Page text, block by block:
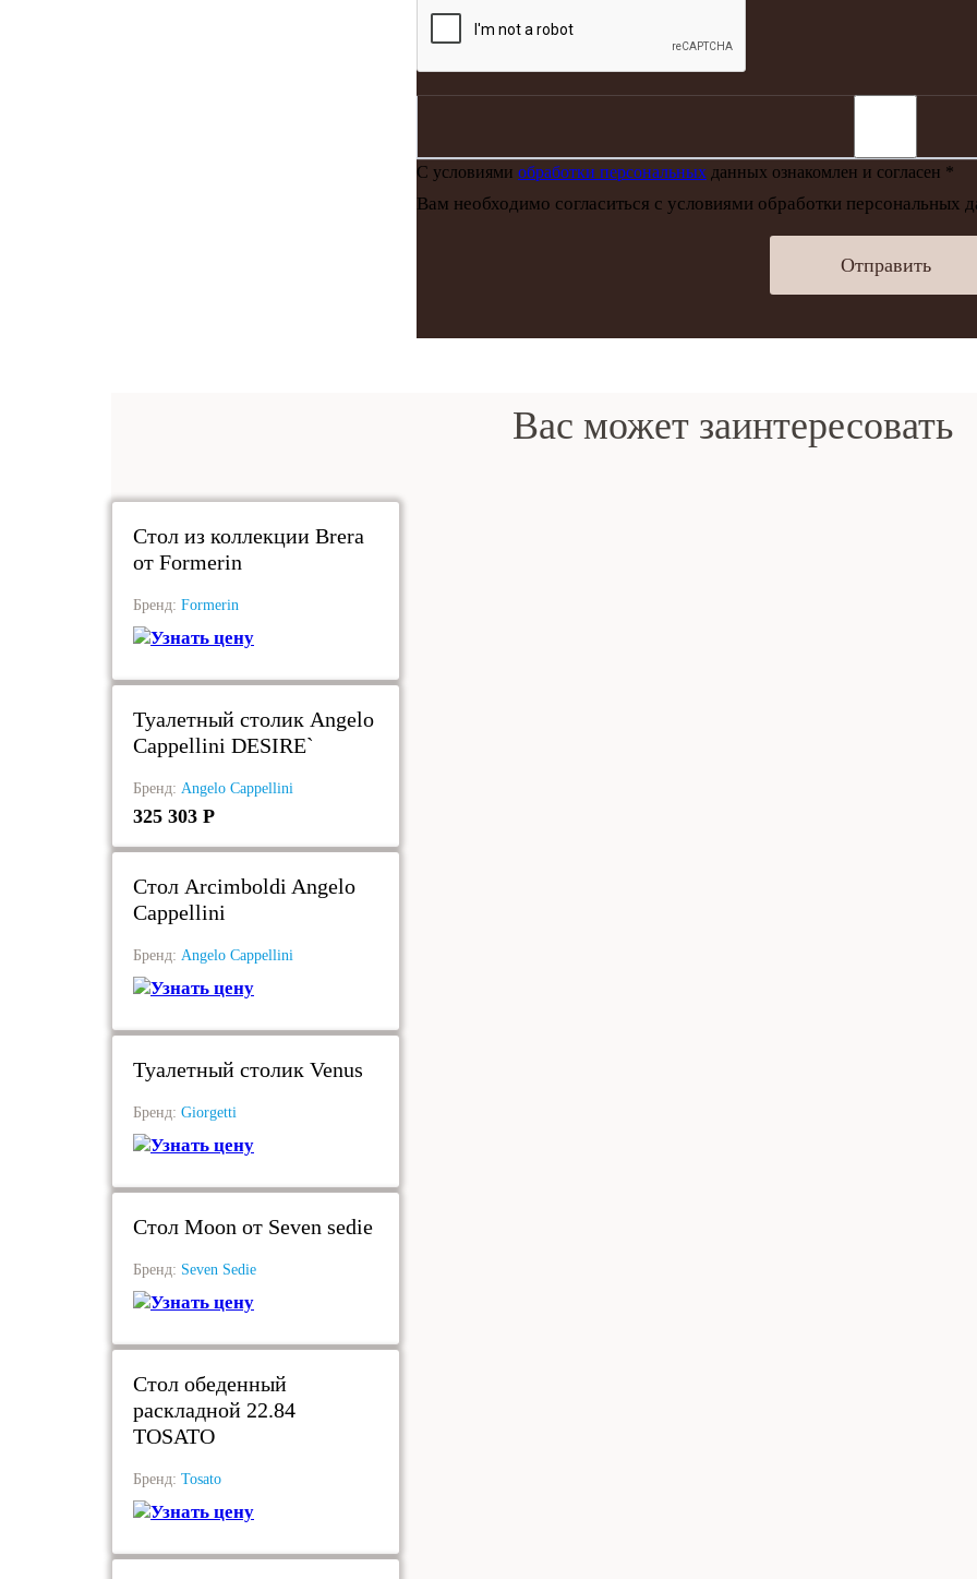
С условиями обработки персональных данных ознакомлен и согласен *
Вам необходимо согласиться с условиями обработки персональных
Отправить
Вас может заинтересовать
Стол из коллекции Brera
от Formerin
Бренд: Formerin
Узнать цену
Туалетный столик Angelo
Cappellini DESIRE`
Бренд: Angelo Cappellini
325 303 Р
Стол Arcimboldi Angelo
Cappellini
Бренд: Angelo Cappellini
Узнать цену
Туалетный столик Venus
Бренд: Giorgetti
Узнать цену
Стол Moon от Seven sedie
Бренд: Seven Sedie
Узнать цену
Стол обеденный
раскладной 22.84
TOSATO
Бренд: Tosato
Узнать цену